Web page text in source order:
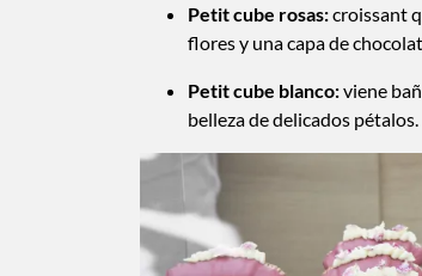
Petit cube rosas:croissant
flores y una capa de
Petit cube blanco:viene
belleza de delicados pétalos.